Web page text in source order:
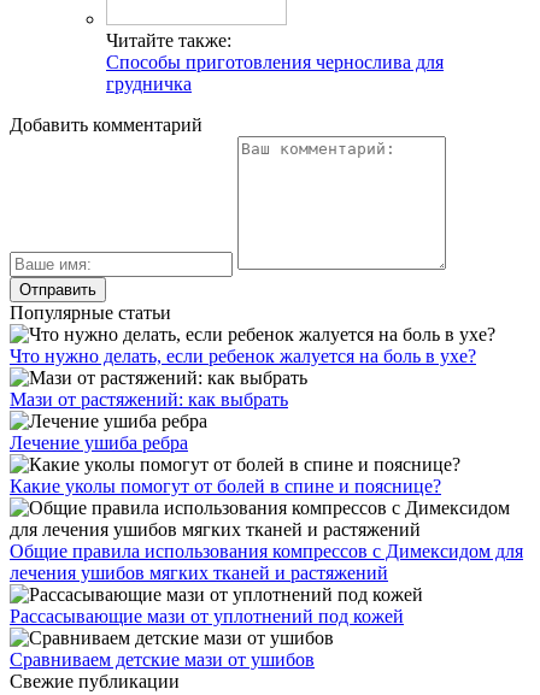
Читайте также:
Способы приготовления чернослива для
грудничка
Добавить комментарий
Популярные статьи
Что нужно делать, если ребенок жалуется на боль в ухе?
Мази от растяжений: как выбрать
Лечение ушиба ребра
Какие уколы помогут от болей в спине и пояснице?
Общие правила использования компрессов с Димексидом для
лечения ушибов мягких тканей и растяжений
Рассасывающие мази от уплотнений под кожей
Сравниваем детские мази от ушибов
Свежие публикации